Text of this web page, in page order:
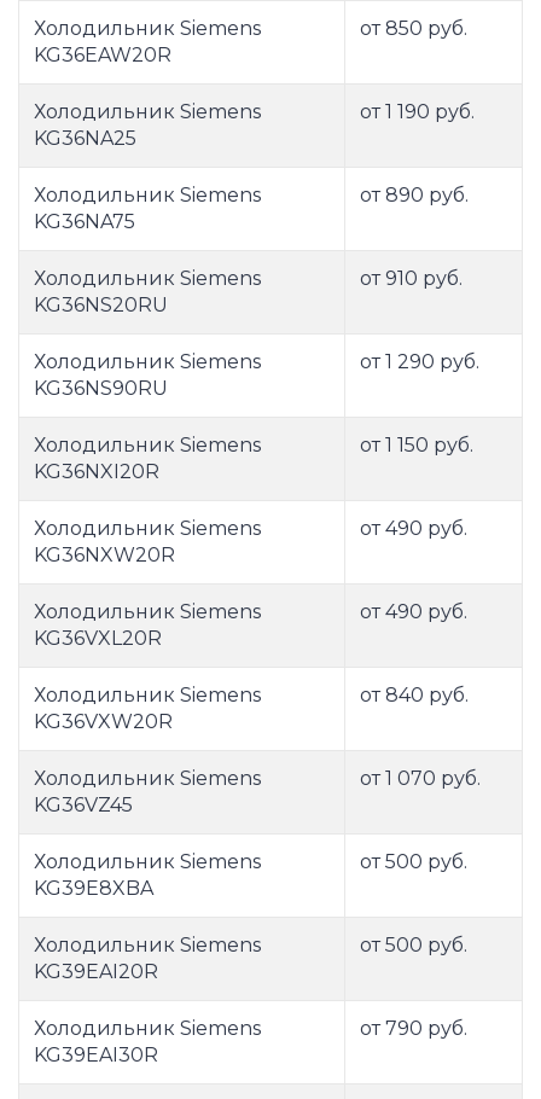
Холодильник Siemens
KG36EAW20R
от 850 руб.
Холодильник Siemens
KG36NA25
от 1 190 руб.
Холодильник Siemens
KG36NA75
от 890 руб.
Холодильник Siemens
KG36NS20RU
от 910 руб.
Холодильник Siemens
KG36NS90RU
от 1 290 руб.
Холодильник Siemens
KG36NXI20R
от 1 150 руб.
Холодильник Siemens
KG36NXW20R
от 490 руб.
Холодильник Siemens
KG36VXL20R
от 490 руб.
Холодильник Siemens
KG36VXW20R
от 840 руб.
Холодильник Siemens
KG36VZ45
от 1 070 руб.
Холодильник Siemens
KG39E8XBA
от 500 руб.
Холодильник Siemens
KG39EAI20R
от 500 руб.
Холодильник Siemens
KG39EAI30R
от 790 руб.